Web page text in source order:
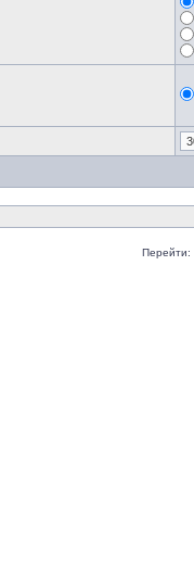
Перейти: